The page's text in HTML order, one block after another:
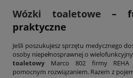
Wózki toaletowe –
praktyczne
Jeśli poszukujesz sprzętu medycznego
osoby niepełnosprawnej o
toaletowy Marco 802 firmy REHA
pomocnym rozwiązaniem. Razem z